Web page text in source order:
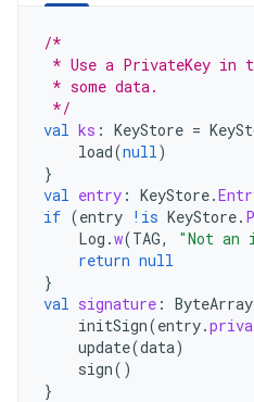
/*
* Use a PrivateKey in
* some data.
*/
val ks : KeyStore =
load(null)
}
val entry : KeyStore.
if (entry !is KeyStore.
Log .w(TAG,
"Not an
return null
}
val signature : ByteArray
initSign(entry.
update(data)
sign()
}